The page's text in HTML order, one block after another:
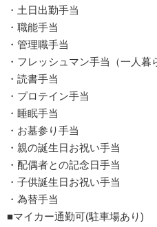
・土日出勤手当
・職能手当
・管理職手当
・フレッシュマン手当（一人暮
・読書手当
・プロテイン手当
・睡眠手当
・お墓参り手当
・親の誕生日お祝い手当
・配偶者との記念日手当
・子供誕生日お祝い手当
・為替手当
■マイカー通勤可(駐車場あり)